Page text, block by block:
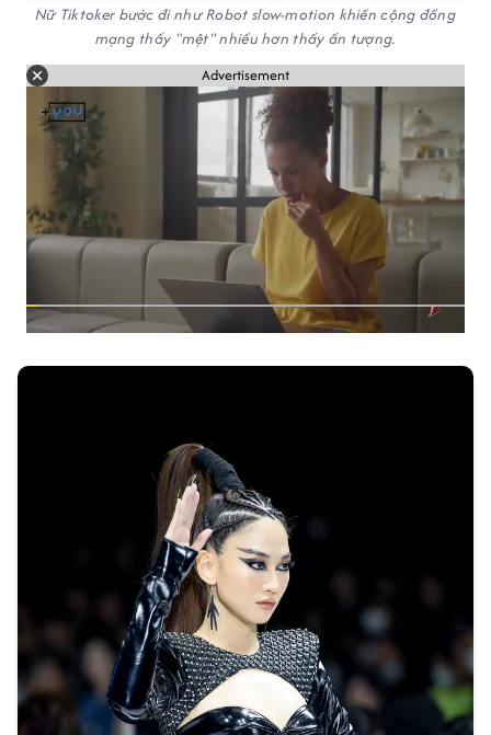
Nữ Tiktoker bước đi như Robot slow-motion khiến cộng đồng
mạng thấy "mệt" nhiều hơn thấy ấn tượng.
Advertisement